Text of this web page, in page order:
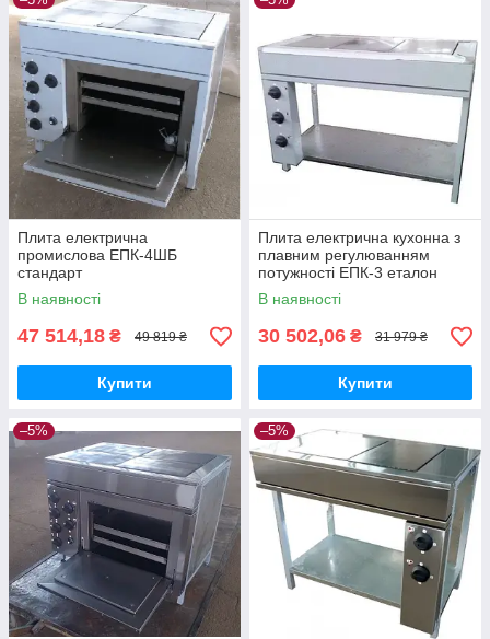
Плита електрична
промислова ЕПК-4ШБ
стандарт
В наявності
47 514,18 ₴ 49 819 ₴
Купити
Плита електрична кухонна з
плавним регулюванням
потужності ЕПК-3 еталон
В наявності
30 502,06 ₴ 31 979 ₴
Купити
–5% –5%